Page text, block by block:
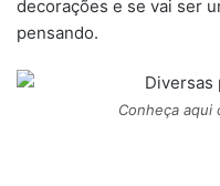
decorações e se vai ser
pensando.
Conheça aqui